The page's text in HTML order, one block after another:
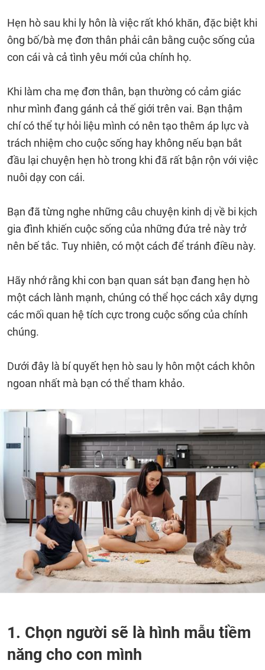
Hẹn hò sau khi ly hôn là việc rất khó khăn, đặc biệt khi
ông bố/bà mẹ đơn thân phải cân bằng cuộc sống của
con cái và cả tình yêu mới của chính họ.
Khi làm cha mẹ đơn thân, bạn thường có cảm giác
như mình đang gánh cả thế giới trên vai. Bạn thậm
chí có thể tự hỏi liệu mình có nên tạo thêm áp lực và
trách nhiệm cho cuộc sống hay không nếu bạn bắt
đầu lại chuyện hẹn hò trong khi đã rất bận rộn với việc
nuôi dạy con cái.
Bạn đã từng nghe những câu chuyện kinh dị về bi kịch
gia đình khiến cuộc sống của những đứa trẻ này trở
nên bế tắc. Tuy nhiên, có một cách để tránh điều này.
Hãy nhớ rằng khi con bạn quan sát bạn đang hẹn hò
một cách lành mạnh, chúng có thể học cách xây dựng
các mối quan hệ tích cực trong cuộc sống của chính
chúng.
Dưới đây là bí quyết hẹn hò sau ly hôn một cách khôn
ngoan nhất mà bạn có thể tham khảo.
1. Chọn người sẽ là hình mẫu tiềm
năng cho con mình